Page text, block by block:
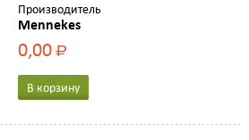
Производитель
Mennekes
0,00Р
В корзину